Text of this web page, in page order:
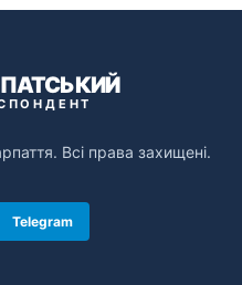
Всі права захищені.
Telegram